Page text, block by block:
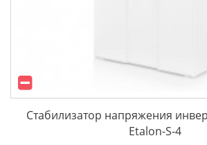
Стабилизатор напряжения
Etalon-S-4